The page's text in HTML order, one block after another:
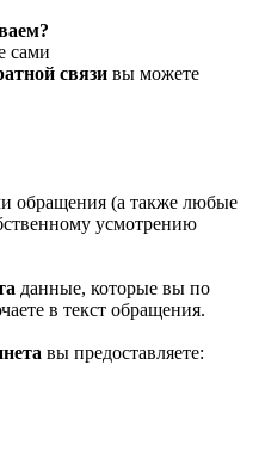
сами
связи вы можете
обращения (а также любые
усмотрению
данные, которые вы по
в текст обращения.
вы предоставляете: